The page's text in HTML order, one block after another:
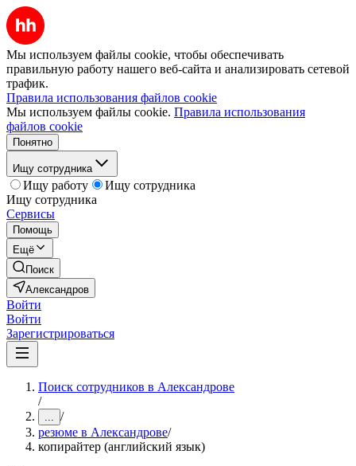
Мы используем файлы cookie, чтобы обеспечивать
правильную работу нашего веб-сайта и анализировать сетевой
трафик.
Правила использования файлов cookie
Мы используем файлы cookie. Правила использования
файлов cookie
Понятно
Ищу сотрудника
Ищу работу
Ищу сотрудника
Ищу сотрудника
Сервисы
Помощь
Ещё
Поиск
Александров
Войти
Войти
Зарегистрироваться
Поиск сотрудников в Александрове
/
... /
резюме в Александрове/
копирайтер (английский язык)